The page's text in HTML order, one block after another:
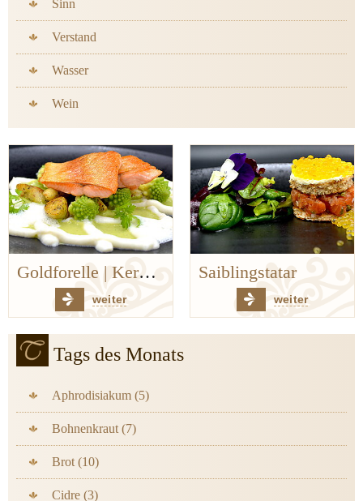
Sinn
Verstand
Wasser
Wein
Saiblingstatar
weiter weiter
Tags des Monats
Aphrodisiakum (5)
Bohnenkraut (7)
Brot (10)
Cidre (3)